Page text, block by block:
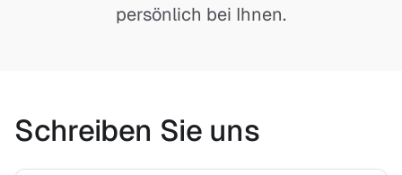
persönlich bei Ihnen.
Schreiben Sie uns